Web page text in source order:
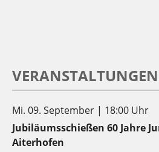
VERANSTALTUNGEN
Mi. 09. September | 18:00 Uhr
Jubiläumsschießen 60 Jahre
Aiterhofen